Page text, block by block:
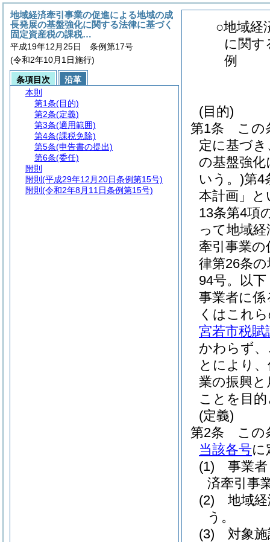
○地域経
に関す
例
(目的)
第1条
この
定に基づ
の基盤強
いう。)第4
本計画」と
13条第4項
って地域
牽引事業
律第26条
94号。以
事業者に
くはこれ
宮若市税賦
かわらず
とにより
業の振興
ことを目
(定義)
第2条
この
当該各号に
(1)
事業
済牽引事
(2)
地域
う。
(3)
対象
地域経済牽引事業の促進による地域の成
長発展の基盤強化に関する法律に基づく
固定資産税の課税…
平成19年12月25日 条例第17号
(令和2年10月1日施行)
条項目次
沿革
本則
第1条(目的)
第2条(定義)
第3条(適用範囲)
第4条(課税免除)
第5条(申告書の提出)
第6条(委任)
附則
附則 (平成29年12月20日条例第15号)
附則 (令和2年8月11日条例第15号)